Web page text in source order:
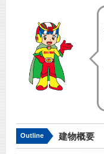
Outline 建物概要